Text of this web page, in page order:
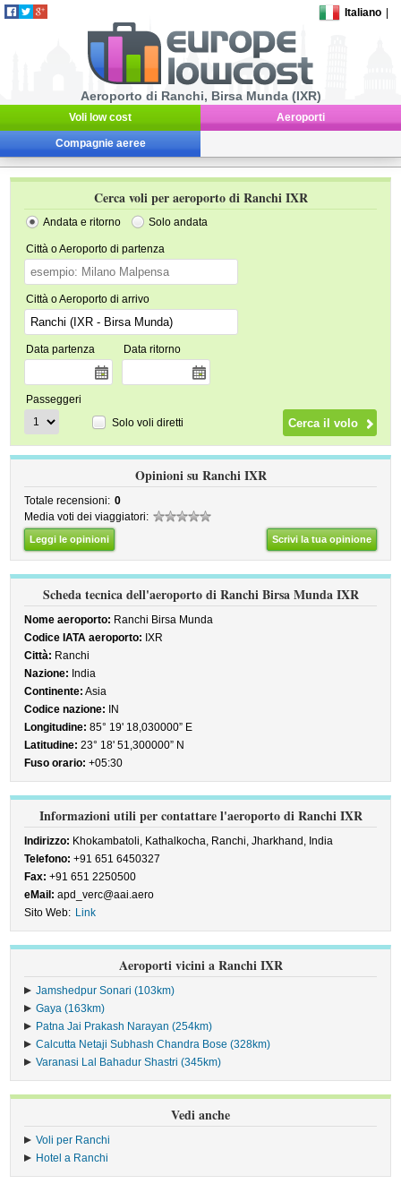
Italiano
Aeroporto di Ranchi, Birsa Munda (IXR)
Voli low cost Aeroporti
Compagnie aeree
Cerca voli per aeroporto di Ranchi IXR
Andata e ritorno Solo andata
Città o Aeroporto di partenza
Città o Aeroporto di arrivo
Data partenza Data ritorno
Passeggeri
Solo voli diretti
Opinioni su Ranchi IXR
Totale recensioni: 0
Media voti dei viaggiatori:
Leggi le opinioni Scrivi la tua opinione
Scheda tecnica dell'aeroporto di Ranchi Birsa Munda IXR
Nome aeroporto: Ranchi Birsa Munda
Codice IATA aeroporto: IXR
Città: Ranchi
Nazione: India
Continente: Asia
Codice nazione: IN
Longitudine: 85° 19' 18,030000” E
Latitudine: 23° 18' 51,300000” N
Fuso orario: +05:30
Informazioni utili per contattare l'aeroporto di Ranchi IXR
Indirizzo: Khokambatoli, Kathalkocha, Ranchi, Jharkhand, India
Telefono: +91 651 6450327
Fax: +91 651 2250500
eMail: apd_verc@aai.aero
Sito Web: Link
Aeroporti vicini a Ranchi IXR
Jamshedpur Sonari (103km)
Gaya (163km)
Patna Jai Prakash Narayan (254km)
Calcutta Netaji Subhash Chandra Bose (328km)
Varanasi Lal Bahadur Shastri (345km)
Vedi anche
Voli per Ranchi
Hotel a Ranchi